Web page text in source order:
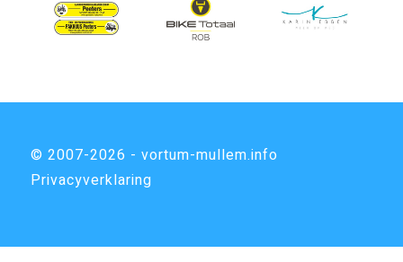
© 2007-2026 - vortum-mullem.info
Privacyverklaring